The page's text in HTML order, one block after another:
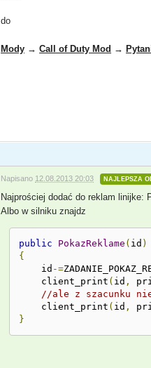
do
Mody →Call of Duty Mod →
Napisano 12.08.2013 20:03 NAJLEPSZA
Najprościej dodać do reklam linijke:
Albo w silniku znajdz
public PokazReklame ( id )
{
id -=
client_print ( id ,
//ale z szacunku nie
client_print ( id ,
}